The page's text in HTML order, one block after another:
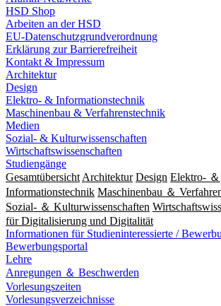
HSD Shop
Arbeiten an der HSD
EU-Datenschutzgrundverordnung
Erklärung zur Barrierefreiheit
Kontakt & Impressum
Architektur
Design
Elektro- & Informationstechnik
Maschinenbau & Verfahrenstechnik
Medien
Sozial- & Kulturwissenschaften
Wirtschaftswissenschaften
Studiengänge
Gesamtübersicht Architektur Design Elektro- ＆
Informationstechnik Maschinenbau ＆
Sozial- ＆ Kulturwissenschaften
für Digitalisierung und Digitalität
Informationen für Studieninteressierte /
Bewerbungsportal
Lehre
Anregungen ＆ Beschwerden
Vorlesungszeiten
Vorlesungsverzeichnisse